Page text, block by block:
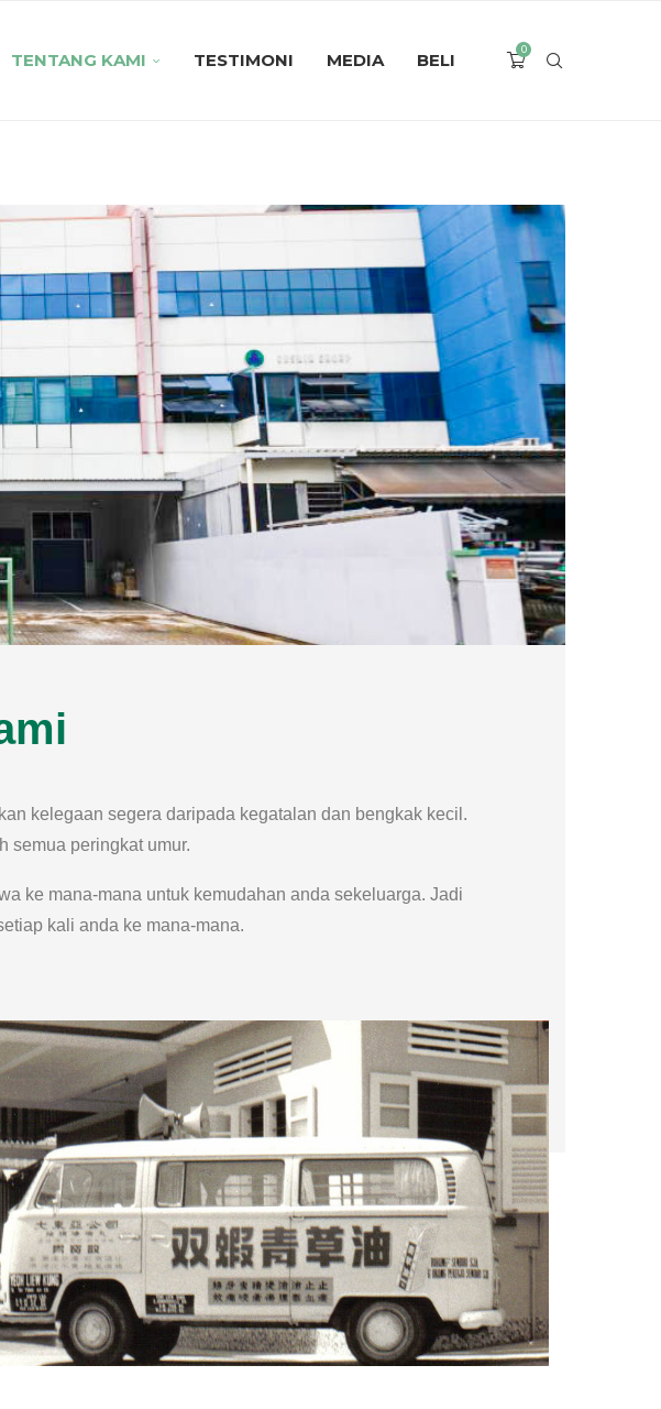
TENTANG KAMI TESTIMONI MEDIA BELI
0
kelegaan segera daripada kegatalan dan bengkak kecil.
semua peringkat umur.
ke mana-mana untuk kemudahan anda sekeluarga. Jadi
kali anda ke mana-mana.